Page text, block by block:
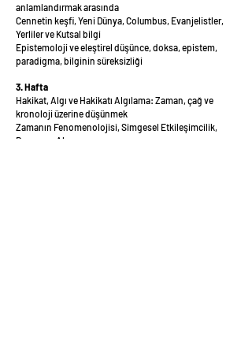
anlamlandırmak arasında
Cennetin keşfi, Yeni Dünya, Columbus, Evanjelistler,
Yerliler ve Kutsal bilgi
Epistemoloji ve eleştirel düşünce, doksa, epistem,
paradigma, bilginin süreksizliği
3. Hafta
Hakikat, Algı ve Hakikatı Algılama: Zaman, çağ ve
kronoloji üzerine düşünmek
Zamanın Fenomenolojisi, Simgesel Etkileşimcilik,
Duyum ve Algı